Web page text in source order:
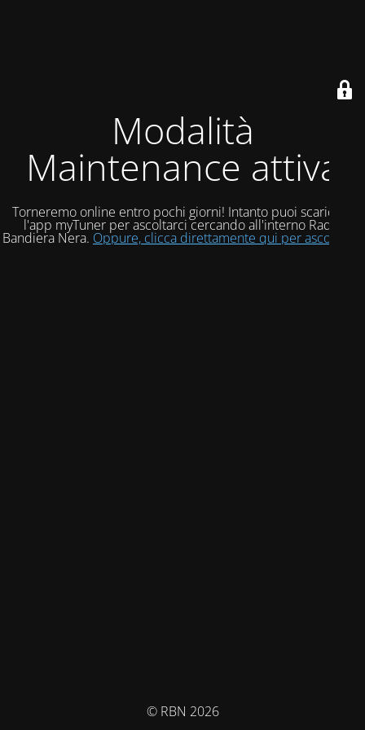
Modalità
Maintenance attiva
Torneremo online entro pochi giorni! Intanto puoi scaricare
l'app myTuner per ascoltarci cercando all'interno Radio
Bandiera Nera. Oppure, clicca direttamente qui per ascoltarci!
© RBN 2026